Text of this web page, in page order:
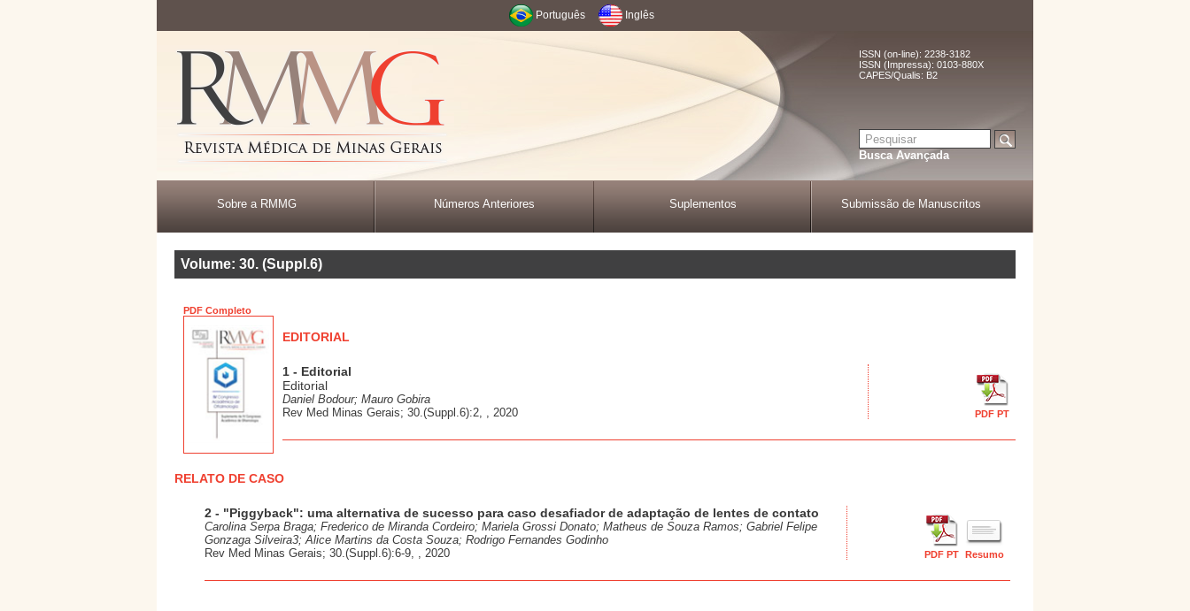
Português Inglês
ISSN (on-line): 2238-3182
ISSN (Impressa): 0103-880X
CAPES/Qualis: B2
Busca Avançada
Sobre a RMMG Números Anteriores Suplementos Submissão de Manuscritos
Volume: 30. (Suppl.6)
PDF Completo
EDITORIAL
1 - Editorial
Editorial
Daniel Bodour; Mauro Gobira
Rev Med Minas Gerais; 30.(Suppl.6):2, , 2020
PDF PT
RELATO DE CASO
2 - "Piggyback": uma alternativa de sucesso para caso desafiador de adaptação de lentes de contato
Carolina Serpa Braga; Frederico de Miranda Cordeiro; Mariela Grossi Donato; Matheus de Souza Ramos; Gabriel Felipe
Gonzaga Silveira3; Alice Martins da Costa Souza; Rodrigo Fernandes Godinho
Rev Med Minas Gerais; 30.(Suppl.6):6-9, , 2020
PDF PT Resumo